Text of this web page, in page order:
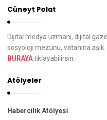
a
z
ı
d
o
l
a
ş
Cüneyt Polat
Dijital medya uzmanı, dijital
sosyoloji mezunu, vatanına
BURAYAtıklayabilirsin.
Atölyeler
Habercilik Atölyesi